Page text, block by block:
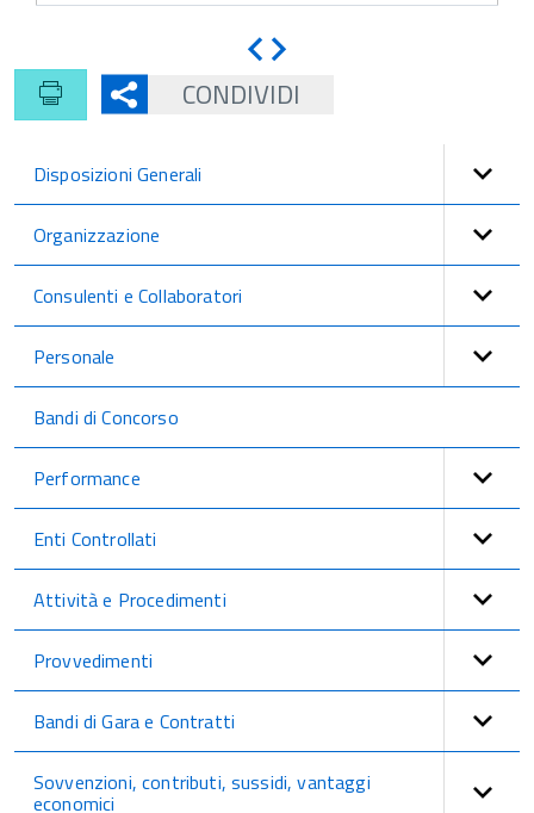
Indietro
CONDIVIDI
Disposizioni Generali
Organizzazione
Consulenti e Collaboratori
Personale
Bandi di Concorso
Performance
Enti Controllati
Attività e Procedimenti
Provvedimenti
Bandi di Gara e Contratti
Sovvenzioni, contributi, sussidi, vantaggi
economici